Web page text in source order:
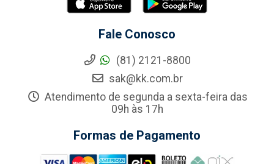
Fale Conosco
(81) 2121-8800
sak@kk.com.br
Atendimento de segunda a sexta-feira das
09h às 17h
Formas de Pagamento